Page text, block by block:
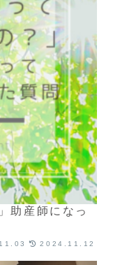
助産師になっ
2024.11.12